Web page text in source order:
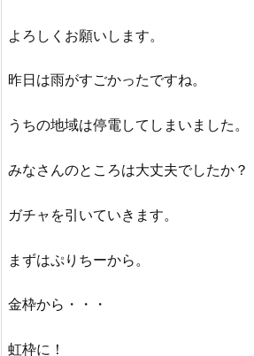
よろしくお願いします。
昨日は雨がすごかったですね。
うちの地域は停電してしまいました。
みなさんのところは大丈夫でしたか？
ガチャを引いていきます。
まずはぷりちーから。
金枠から・・・
虹枠に！